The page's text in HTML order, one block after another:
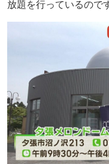
放題を行っているので